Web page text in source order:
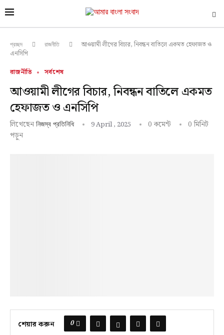
প্রচ্ছদ রাজনীতি
আওয়ামী লীগের বিচার, নিবন্ধন বাতিলে একমত হেফাজত ও
এনসিপি
রাজনীতি সর্বশেষ
আওয়ামী লীগের বিচার, নিবন্ধন বাতিলে একমত
হেফাজত ও এনসিপি
লিখেছেন নিজস্ব প্রতিনিধি 9 April , 2025 0 কমেন্ট
0 মিনিট
পড়ুন
শেয়ার করুন 0